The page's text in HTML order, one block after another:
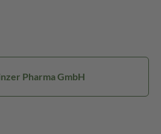
Pharma GmbH